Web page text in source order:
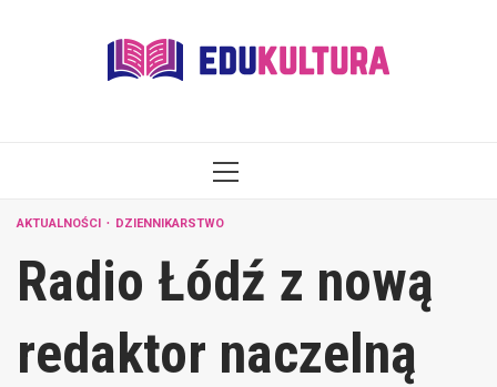
PRIMARY
AKTUALNOŚCI DZIENNIKARSTWO
Radio Łódź z nową
redaktor naczelną